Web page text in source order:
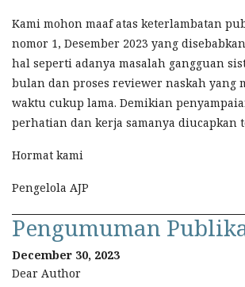
Kami mohon maaf atas keterlambatan
nomor 1, Desember 2023 yang
hal seperti adanya masalah gangguan
bulan dan proses reviewer naskah yang
waktu cukup lama. Demikian
perhatian dan kerja samanya diucapkan
Hormat kami
Pengelola AJP
Pengumuman
December 30, 2023
Dear Author